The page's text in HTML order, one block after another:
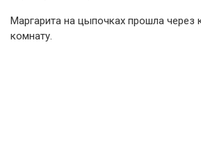
Маргарита на цыпочках прошла через
комнату.